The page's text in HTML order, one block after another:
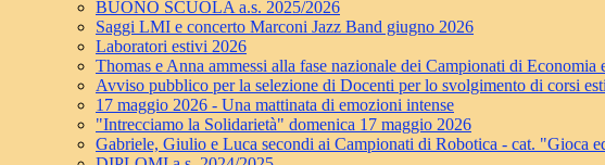
BUONO SCUOLA a.s. 2025/2026
Saggi LMI e concerto Marconi Jazz Band giugno 2026
Laboratori estivi 2026
Thomas e Anna ammessi alla fase nazionale dei Campionati di Economia
Avviso pubblico per la selezione di Docenti per lo svolgimento di corsi
17 maggio 2026 - Una mattinata di emozioni intense
"Intrecciamo la Solidarietà" domenica 17 maggio 2026
Gabriele, Giulio e Luca secondi ai Campionati di Robotica - cat. "Gioca